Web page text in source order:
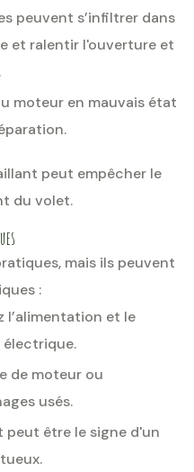
peuvent s’infiltrer dans
et ralentir l'ouverture et
moteur en mauvais état
peut empêcher le
du volet.
mais ils peuvent
:
l’alimentation et le
de moteur ou
usés.
peut être le signe d'un